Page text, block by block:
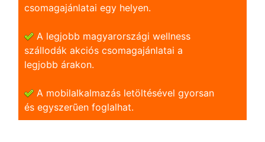
csomagajánlatai egy helyen.
A legjobb magyarországi wellness
szállodák akciós csomagajánlatai a
legjobb árakon.
A mobilalkalmazás letöltésével gyorsan
és egyszerũen foglalhat.